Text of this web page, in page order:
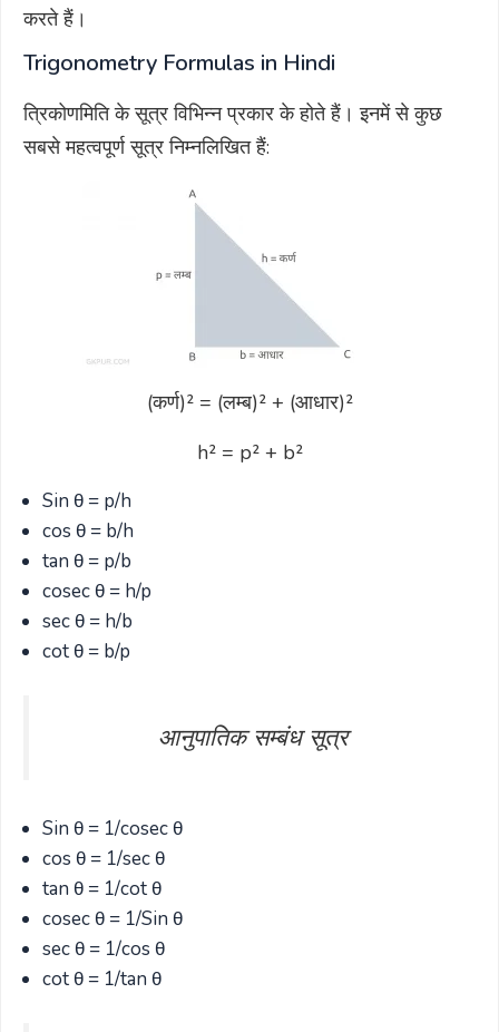
करते हैं।
Trigonometry Formulas in Hindi
त्रिकोणमिति के सूत्र विभिन्न प्रकार के होते हैं। इनमें से कुछ
सबसे महत्वपूर्ण सूत्र निम्नलिखित हैं:
(कर्ण)² = (लम्ब)² + (आधार)²
h² = p² + b²
Sin θ = p/h
cos θ = b/h
tan θ = p/b
cosec θ = h/p
sec θ = h/b
cot θ = b/p
आनुपातिक सम्बंध सूत्र
Sin θ = 1/cosec θ
cos θ = 1/sec θ
tan θ = 1/cot θ
cosec θ = 1/Sin θ
sec θ = 1/cos θ
cot θ = 1/tan θ